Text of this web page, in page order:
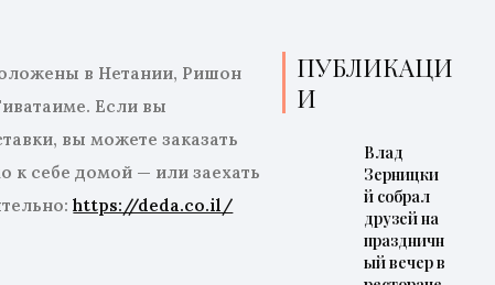
в Нетании, Ришон
Если вы
вы можете заказать
себе домой — или заехать
:https://deda.co.il/
ПУБЛИКАЦИ
И
Влад
Зерницки
й собрал
друзей на
праздничн
ый вечер в